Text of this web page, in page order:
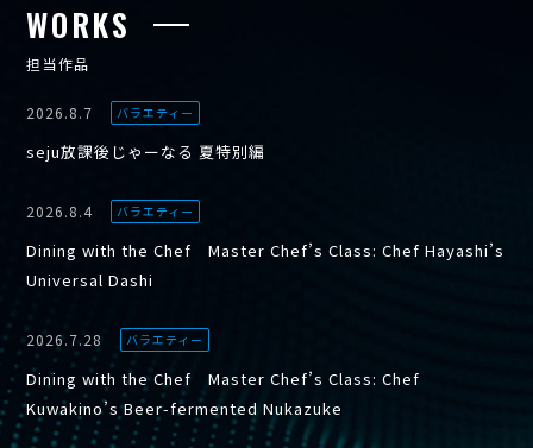
WORKS
担当作品
2026.8.7 バラエティー
seju放課後じゃーなる 夏特別編
2026.8.4 バラエティー
Dining with the Chef Master Chef’s Class: Chef Hayashi’s
Universal Dashi
2026.7.28 バラエティー
Dining with the Chef Master Chef’s Class: Chef
Kuwakino’s Beer-fermented Nukazuke